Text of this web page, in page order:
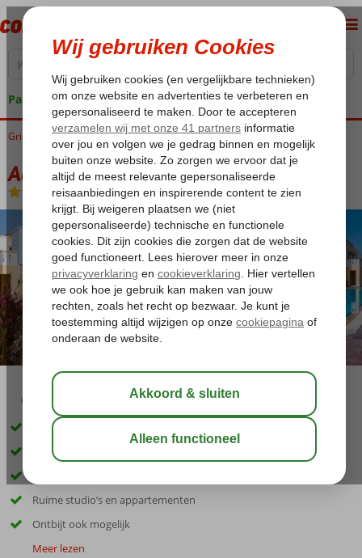
Pakketgarantie
Home
Griekenland Kos Kos-Stad Lambi Aegean Houses
Aegean Houses
Logies-Aparthotel
03:45 aug 32°C
Accommodatie met een GSTC erkend duurzaamheidscertificaat
Vlak bij het strand en Kos-Stad
Ruime studio’s en appartementen
Ontbijt ook mogelijk
Meer lezen